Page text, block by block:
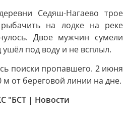
Седяш-Нагаево трое
на лодке на реке
Двое мужчин сумели
под воду и не всплыл.
поиски пропавшего. 2 июня
от береговой линии на дне.
"БСТ | Новости